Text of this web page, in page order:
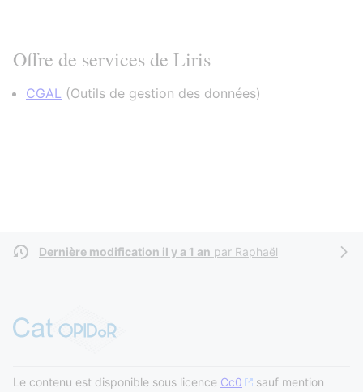
Offre de services de Liris
CGAL (Outils de gestion des données)
Dernière modification il y a 1 an par Raphaël
Le contenu est disponible sous licence Cc0
sauf mention